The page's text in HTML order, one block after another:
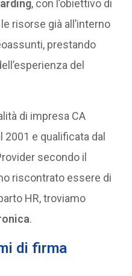
, con l’obiettivo di
risorse già all’interno
prestando
del
di impresa CA
2001 e qualificata dal
secondo il
riscontrato essere di
HR, troviamo
.
di firma